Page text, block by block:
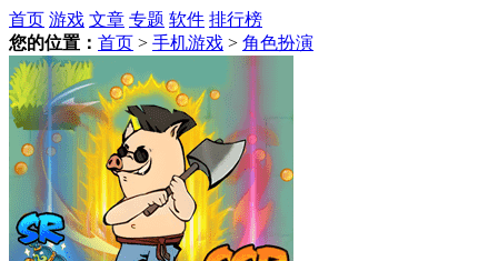
首页 游戏 文章 专题 软件 排行榜
您的位置： 首页 > 手机游戏 > 角色扮演